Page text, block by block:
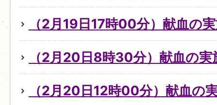
（2月19日17時00分）献血の
（2月20日8時30分）献血の
（2月20日12時00分）献血の